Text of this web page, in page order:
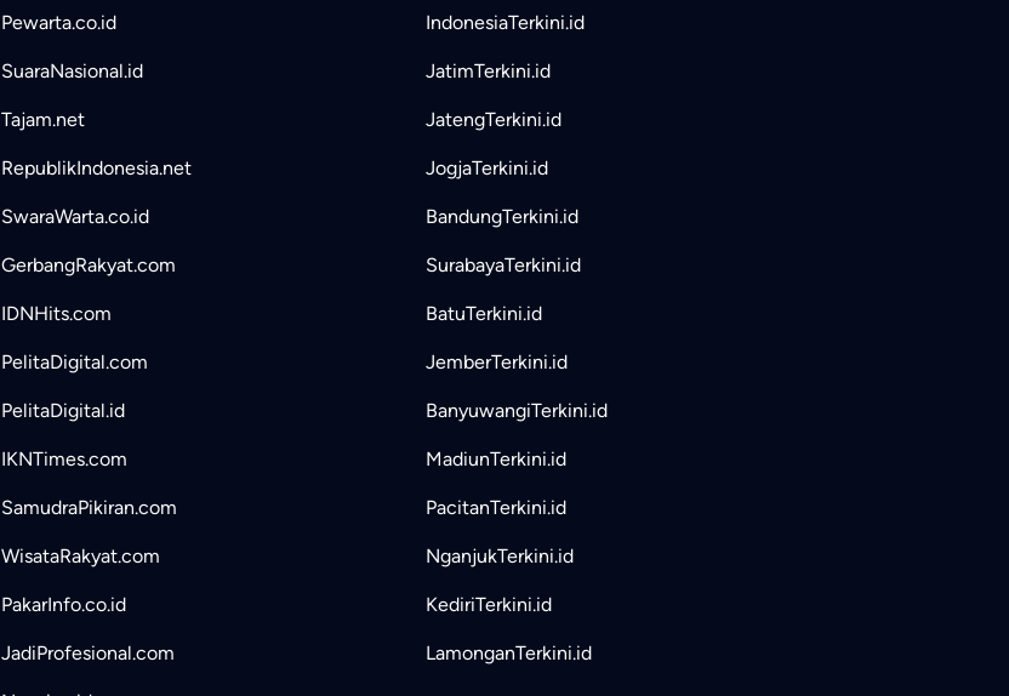
Pewarta.co.id
SuaraNasional.id
Tajam.net
RepublikIndonesia.net
SwaraWarta.co.id
GerbangRakyat.com
IDNHits.com
PelitaDigital.com
PelitaDigital.id
IKNTimes.com
SamudraPikiran.com
WisataRakyat.com
PakarInfo.co.id
JadiProfesional.com
IndonesiaTerkini.id
JatimTerkini.id
JatengTerkini.id
JogjaTerkini.id
BandungTerkini.id
SurabayaTerkini.id
BatuTerkini.id
JemberTerkini.id
BanyuwangiTerkini.id
MadiunTerkini.id
PacitanTerkini.id
NganjukTerkini.id
KediriTerkini.id
LamonganTerkini.id